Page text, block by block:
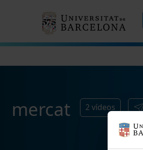
mercat 2 vídeos